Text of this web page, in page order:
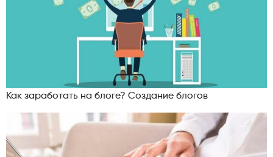
Как заработать на блоге? Создание блогов